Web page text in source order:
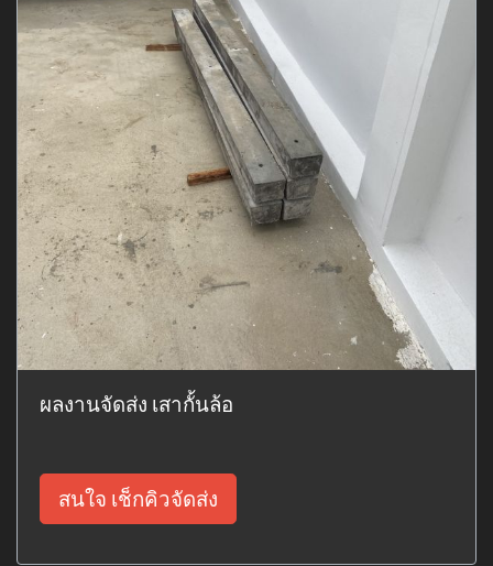
ผลงานจัดส่ง เสากั้นล้อ
สนใจ เช็กคิวจัดส่ง